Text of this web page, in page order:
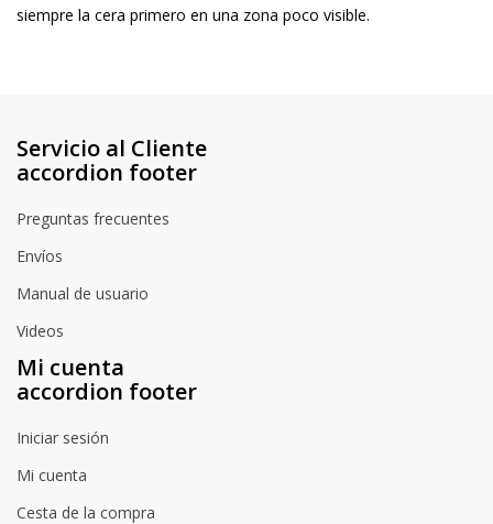
siempre la cera primero en una zona poco visible.
Servicio al Cliente
accordion footer
Preguntas frecuentes
Envíos
Manual de usuario
Videos
Mi cuenta
accordion footer
Iniciar sesión
Mi cuenta
Cesta de la compra